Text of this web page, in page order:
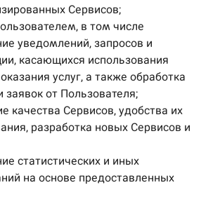
Сервисов;
в том числе
уведомлений, запросов и
касающихся использования
услуг, а также обработка
заявок от Пользователя;
качества Сервисов, удобства их
разработка новых Сервисов и
статистических и иных
на основе предоставленных